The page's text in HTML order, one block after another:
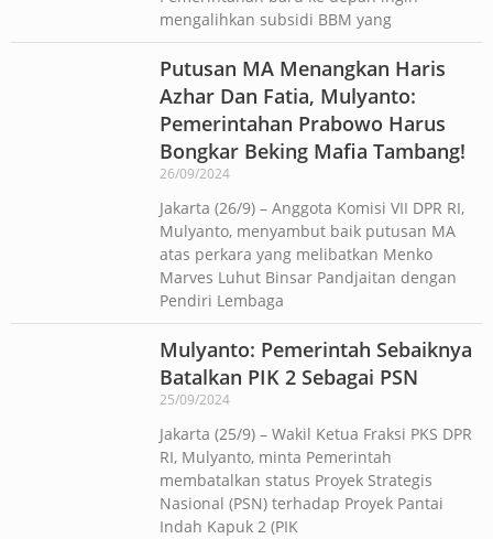
mengalihkan subsidi BBM yang
Putusan MA Menangkan Haris
Azhar Dan Fatia, Mulyanto:
Pemerintahan Prabowo Harus
Bongkar Beking Mafia Tambang!
26/09/2024
Jakarta (26/9) – Anggota Komisi VII DPR RI,
Mulyanto, menyambut baik putusan MA
atas perkara yang melibatkan Menko
Marves Luhut Binsar Pandjaitan dengan
Pendiri Lembaga
Mulyanto: Pemerintah Sebaiknya
Batalkan PIK 2 Sebagai PSN
25/09/2024
Jakarta (25/9) – Wakil Ketua Fraksi PKS DPR
RI, Mulyanto, minta Pemerintah
membatalkan status Proyek Strategis
Nasional (PSN) terhadap Proyek Pantai
Indah Kapuk 2 (PIK